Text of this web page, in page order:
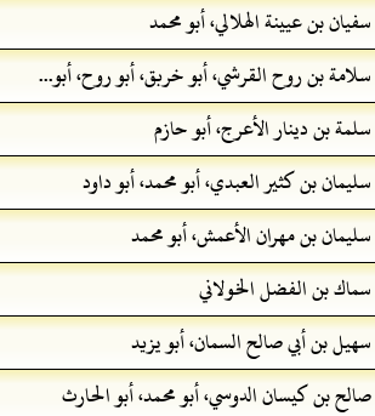
سفيان بن عيينة الهلالي، أبو محمد
سلامة بن روح القرشي، أبو خربق، أبو روح، أبو...
سلمة بن دينار الأعرج، أبو حازم
سليمان بن كثير العبدي، أبو محمد، أبو داود
سليمان بن مهران الأعمش، أبو محمد
سماك بن الفضل الخولاني
سهيل بن أبي صالح السمان، أبو يزيد
صالح بن كيسان الدوسي، أبو محمد، أبو الحارث